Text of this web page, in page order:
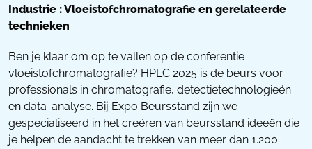
Industrie : Vloeistofchromatografie en gerelateerde
technieken
Ben je klaar om op te vallen op de conferentie
vloeistofchromatografie? HPLC 2025 is de beurs voor
professionals in chromatografie, detectietechnologieën
en data-analyse. Bij Expo Beursstand zijn we
gespecialiseerd in het creëren van beursstand ideeën die
je helpen de aandacht te trekken van meer dan 1.200